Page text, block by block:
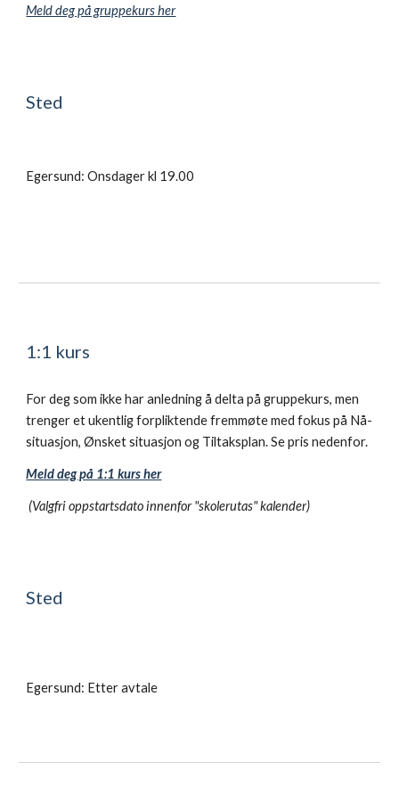
Meld deg på gruppekurs her
Sted
Egersund:Onsdagerkl 19.00
1:1 kurs
For deg som ikke har anledning å delta på gruppekurs, men
trenger et ukentlig forpliktende fremmøte med fokus på Nå-
situasjon, Ønsket situasjon og Tiltaksplan. Se pris nedenfor.
Meld deg på 1:1 kurs her
(Valgfri oppstartsdato innenfor "skolerutas" kalender)
Sted
Egersund: Etter avtale